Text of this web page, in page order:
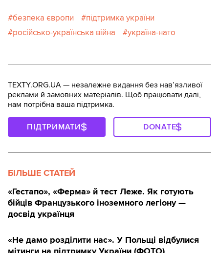
безпека європи
підтримка україни
російсько-українська війна
україна-нато
TEXTY.ORG.UA — незалежне видання без навʼязливої
реклами й замовних матеріалів. Щоб працювати далі,
нам потрібна ваша підтримка.
ПІДТРИМАТИ DONATE
БІЛЬШЕ СТАТЕЙ
«Гестапо», «Ферма» й тест Леже. Як готують
бійців Французького іноземного легіону —
досвід українця
«Не дамо розділити нас». У Польщі відбулися